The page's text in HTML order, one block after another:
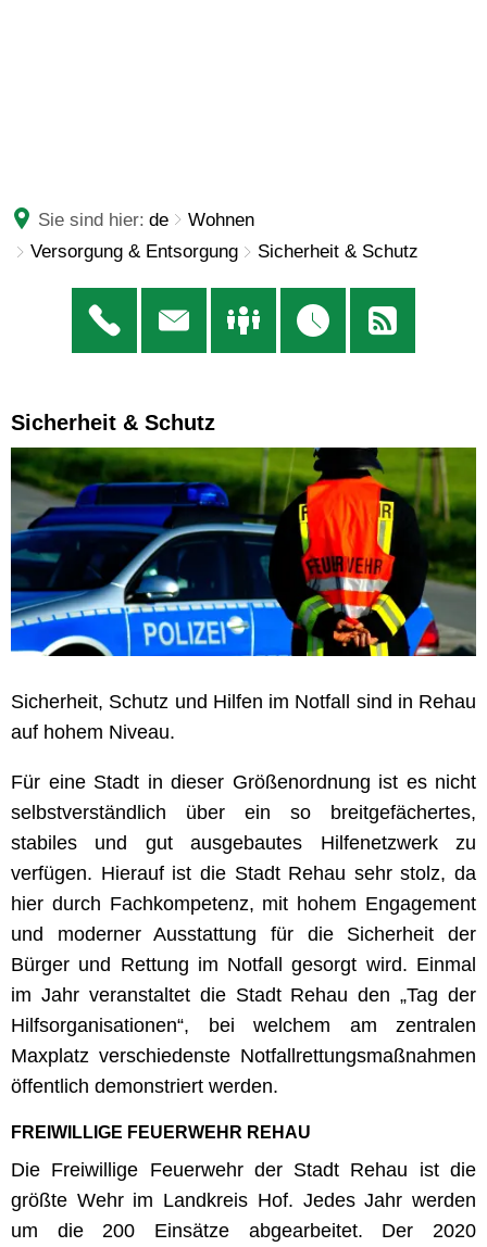
Sie sind hier: de
Wohnen
Versorgung & Entsorgung
Sicherheit & Schutz
Sicherheit
&
Schutz
Sicherheit & Schutz
Sicherheit, Schutz und Hilfen im Notfall sind in Rehau
auf hohem Niveau.
Für eine Stadt in dieser Größenordnung ist es nicht
selbstverständlich über ein so breitgefächertes,
stabiles und gut ausgebautes Hilfenetzwerk zu
verfügen. Hierauf ist die Stadt Rehau sehr stolz, da
hier durch Fachkompetenz, mit hohem Engagement
und moderner Ausstattung für die Sicherheit der
Bürger und Rettung im Notfall gesorgt wird. Einmal
im Jahr veranstaltet die Stadt Rehau den „Tag der
Hilfsorganisationen“, bei welchem am zentralen
Maxplatz verschiedenste Notfallrettungsmaßnahmen
öffentlich demonstriert werden.
FREIWILLIGE FEUERWEHR REHAU
Die Freiwillige Feuerwehr der Stadt Rehau ist die
größte Wehr im Landkreis Hof. Jedes Jahr werden
um die 200 Einsätze abgearbeitet. Der 2020